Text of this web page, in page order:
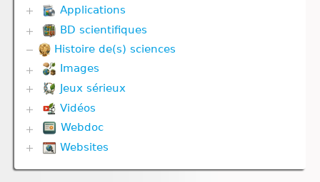
Applications
Biodiversité
Communication hormonale
Communication nerveuse
Corps humain
Défense immunitaire
Divers
Evolution
Génétique
Géodynamique externe
Géodynamique interne
Molécule
BD scientifiques
Biodiversité
Corps humain
Divers
Evolution
Géodynamique externe et Climat
Géodynamique interne
Gestes techniques
Nutrition
Histoire de(s) sciences
Images
Corps humain
Jeux sérieux
Biodiversité
Défense immunitaire
Divers
Evolution
Vidéos
Communication hormonale
Communication nerveuse
Corps humain
Défense immunitaire
Webdoc
Biodiversité
Défense immunitaire
Websites